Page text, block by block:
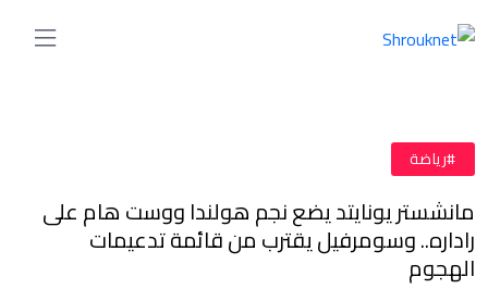
#رياضة
مانشستر يونايتد يضع نجم هولندا ووست هام على
راداره.. وسومرفيل يقترب من قائمة تدعيمات
الهجوم